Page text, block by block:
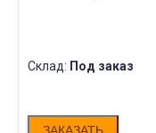
Склад: Под заказ